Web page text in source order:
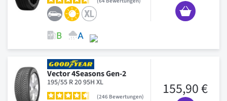
Vector 4Seasons Gen-2
195/55 R 20 95H XL
246 Bewertungen 155,90 €